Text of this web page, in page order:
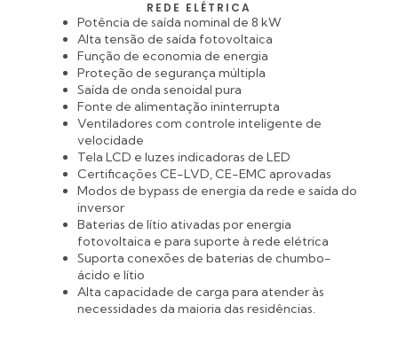
REDE ELÉTRICA
Potência de saída nominal de 8 kW
Alta tensão de saída fotovoltaica
Função de economia de energia
Proteção de segurança múltipla
Saída de onda senoidal pura
Fonte de alimentação ininterrupta
Ventiladores com controle inteligente de
velocidade
Tela LCD e luzes indicadoras de LED
Certificações CE-LVD, CE-EMC aprovadas
Modos de bypass de energia da rede e saída do
inversor
Baterias de lítio ativadas por energia
fotovoltaica e para suporte à rede elétrica
Suporta conexões de baterias de chumbo-
ácido e lítio
Alta capacidade de carga para atender às
necessidades da maioria das residências.